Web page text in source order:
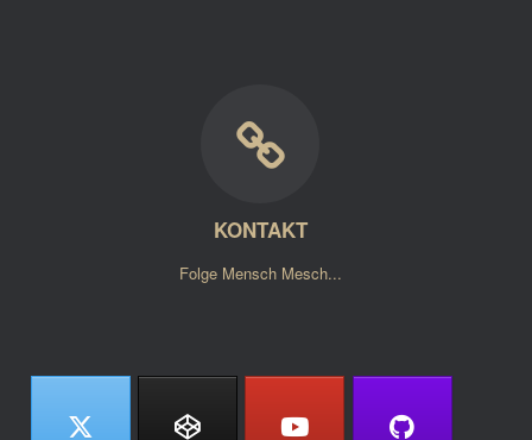
KONTAKT
Folge Mensch Mesch...